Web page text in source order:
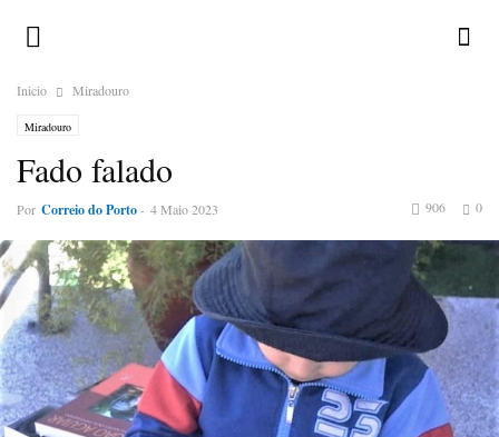
Inicio Miradouro
Miradouro
Fado falado
Por Correio do Porto- 4 Maio 2023 0
906